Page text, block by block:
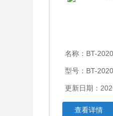
名称： BT-2020
型号：BT-2020
更新日期：
查看详情